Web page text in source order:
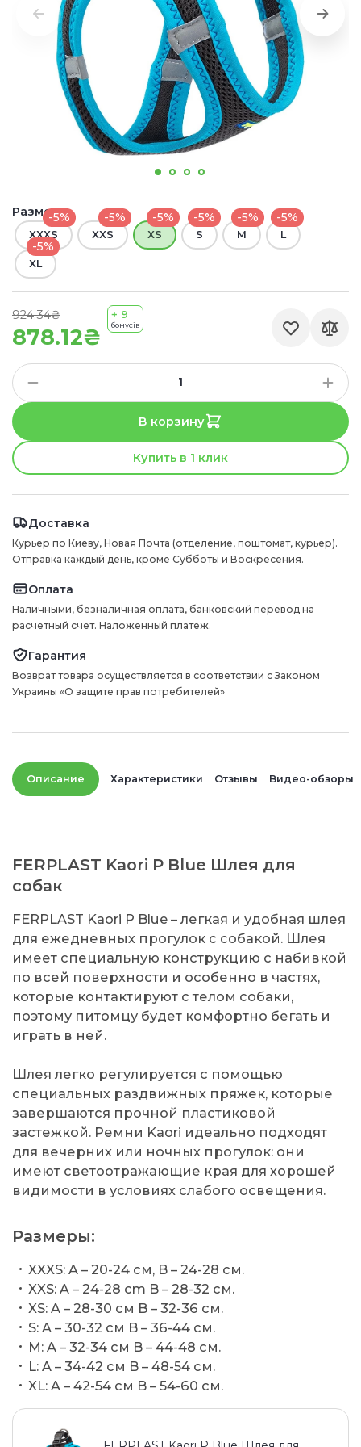
878.12₴
924.34₴ + 9
бонусів
Размер:
-5%
XXXS
-5%
XXS
-5%
XS
-5%
S
-5%
М
-5%
L
-5%
XL
В корзину
Купить в 1 клик
Доставка
Курьер по Киеву, Новая Почта (отделение, поштомат, курьер).
Отправка каждый день, кроме Субботы и Воскресения.
Оплата
Наличными, безналичная оплата, банковский перевод на
расчетный счет. Наложенный платеж.
Гарантия
Возврат товара осуществляется в соответствии с Законом
Украины «О защите прав потребителей»
Описание Характеристики Отзывы Видео-обзоры
FERPLAST Kaori P Blue Шлея для
собак
FERPLAST Kaori P Blue – легкая и удобная шлея
для ежедневных прогулок с собакой. Шлея
имеет специальную конструкцию с набивкой
по всей поверхности и особенно в частях,
которые контактируют с телом собаки,
поэтому питомцу будет комфортно бегать и
играть в ней.
Шлея легко регулируется с помощью
специальных раздвижных пряжек, которые
завершаются прочной пластиковой
застежкой. Ремни Kaori идеально подходят
для вечерних или ночных прогулок: они
имеют светоотражающие края для хорошей
видимости в условиях слабого освещения.
Размеры:
XXXS: A – 20-24 см, B – 24-28 см.
XXS: A – 24-28 cm B – 28-32 см.
XS: A – 28-30 см B – 32-36 см.
S: A – 30-32 см B – 36-44 см.
М: A – 32-34 см B – 44-48 см.
L: A – 34-42 см B – 48-54 см.
XL: A – 42-54 см B – 54-60 см.